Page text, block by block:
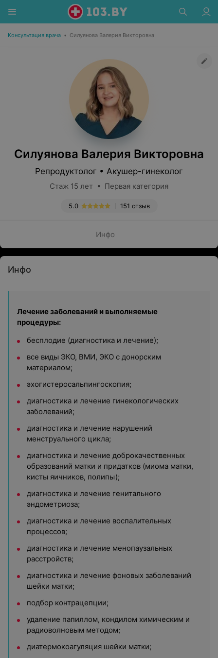
Консультация врача • Силуянова Валерия Викторовна
Силуянова Валерия Викторовна
Репродуктолог • Акушер-гинеколог
Стаж 15 лет • Первая категория
151 отзыв
5.0
Инфо
Инфо
Лечение заболеваний и выполняемые
процедуры:
бесплодие (диагностика и лечение);
все виды ЭКО, ВМИ, ЭКО с донорским
материалом;
эхогистеросальпингоскопия;
диагностика и лечение гинекологических
заболеваний;
диагностика и лечение нарушений
менструального цикла;
диагностика и лечение доброкачественных
образований матки и придатков (миома матки,
кисты яичников, полипы);
диагностика и лечение генитального
эндометриоза;
диагностика и лечение воспалительных
процессов;
диагностика и лечение менопаузальных
расстройств;
диагностика и лечение фоновых заболеваний
шейки матки;
подбор контрацепции;
удаление папиллом, кондилом химическим и
радиоволновым методом;
диатермокоагуляция шейки матки;